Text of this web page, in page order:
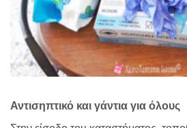
Αντισηπτικό και γάντια για όλους